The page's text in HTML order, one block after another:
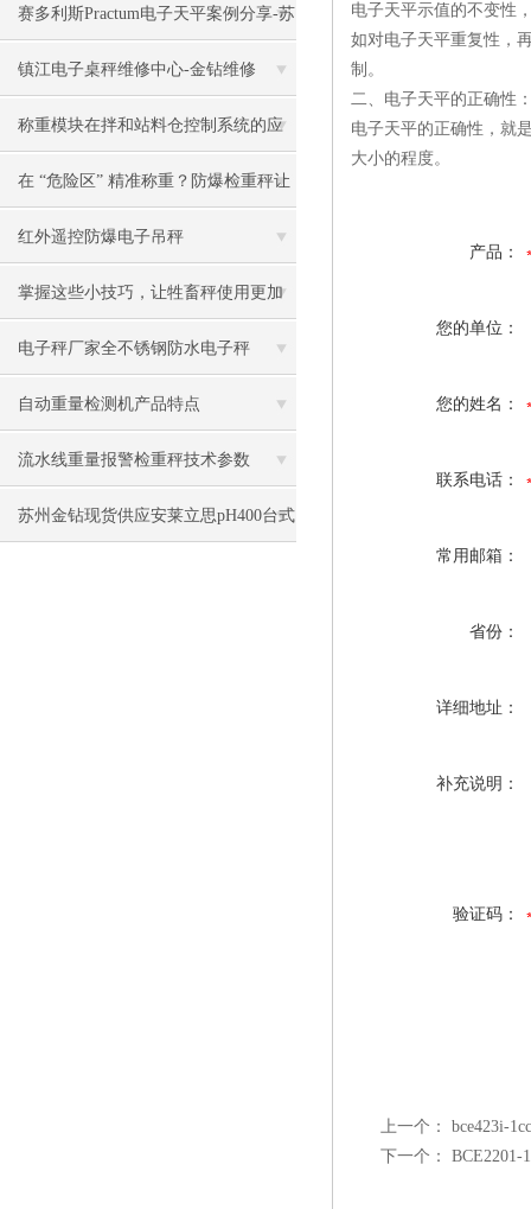
赛多利斯Practum电子天平案例分享-苏
州金钻
镇江电子桌秤维修中心-金钻维修
称重模块在拌和站料仓控制系统的应
用案例
在 “危险区” 精准称重？防爆检重秤让
安全与效率兼得
红外遥控防爆电子吊秤
掌握这些小技巧，让牲畜秤使用更加
准确
电子秤厂家全不锈钢防水电子秤
IW2S1-150FE优惠供应
自动重量检测机产品特点
流水线重量报警检重秤技术参数
苏州金钻现货供应安莱立思pH400台式
电子天平示值的不变性
如对电子天平重复性，
制。
二、电子天平的正确性
电子天平的正确性，就
大小的程度。
产品：
您的单位：
您的姓名：
联系电话：
常用邮箱：
省份：
详细地址：
补充说明：
验证码：
上一个：
bce423i-
下一个：
BCE2201-